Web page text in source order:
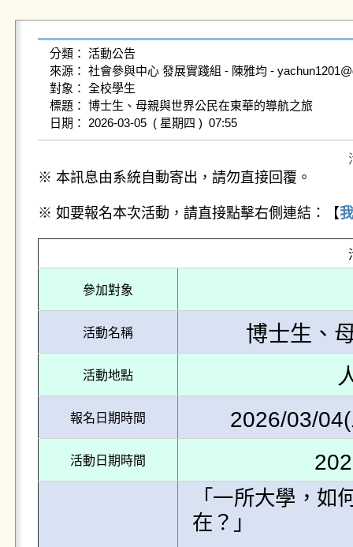
分類： 活動公告
來源： 社會參與中心 發展實踐組 - 陳雅均 -
對象： 全校學生
標題： 博士生、母親與世界公民在東華的導航之旅
日期： 2026-03-05  ( 星期四 )  07:55
※ 本訊息由系統自動寄出，請勿直接回覆。
※ 如要報名本次活動，請直接點擊右側連結：【
參加對象
活動名稱 博士生、
活動地點
報名日期時間 2026/03/
活動日期時間
「一所大學，
在？」